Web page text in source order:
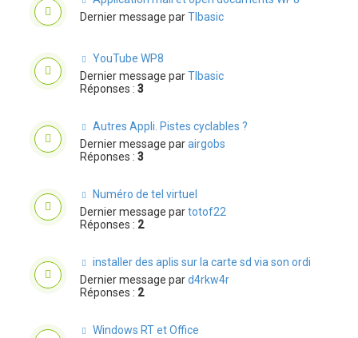
Dernier message parTIbasic
YouTube WP8
Dernier message parTIbasic
Réponses : 3
Autres Appli. Pistes cyclables ?
Dernier message parairgobs
Réponses : 3
Numéro de tel virtuel
Dernier message partotof22
Réponses : 2
installer des aplis sur la carte sd via son ordi
Dernier message pard4rkw4r
Réponses : 2
Windows RT et Office